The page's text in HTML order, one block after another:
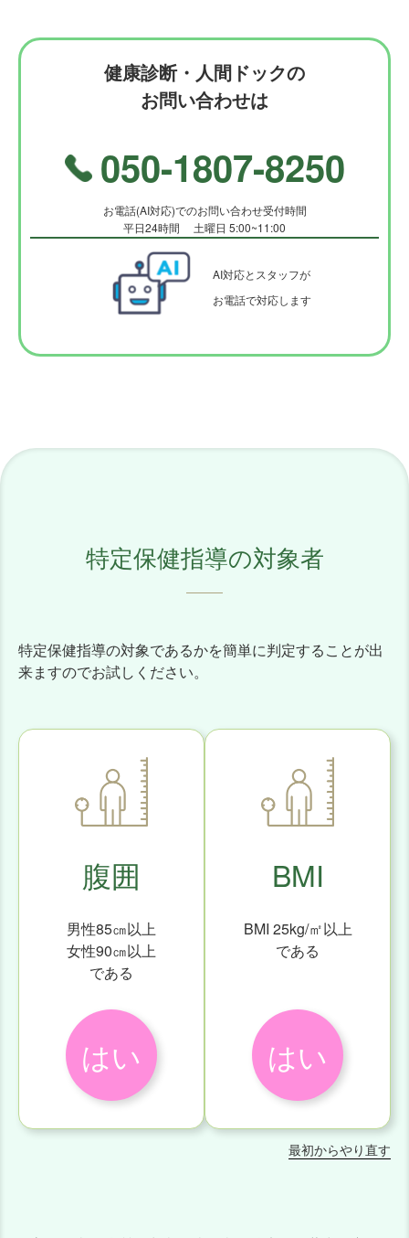
健康診断・人間ドックの
お問い合わせは
050-1807-8250
お電話(AI対応)でのお問い合わせ受付時間
平日24時間 土曜日 5:00~11:00
AI対応とスタッフが
お電話で対応します
特定保健指導の対象者
特定保健指導の対象であるかを簡単に判定することが出
来ますのでお試しください。
腹囲
男性85㎝以上
女性90㎝以上
である
はい
BMI
BMI 25kg/㎡以上
である
はい
最初からやり直す